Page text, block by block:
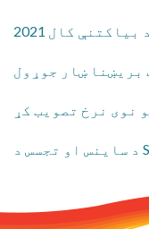
2021 د بیاکتنې کال
بریښنا ښار جوړول
نوی نرخ تصویب کړ